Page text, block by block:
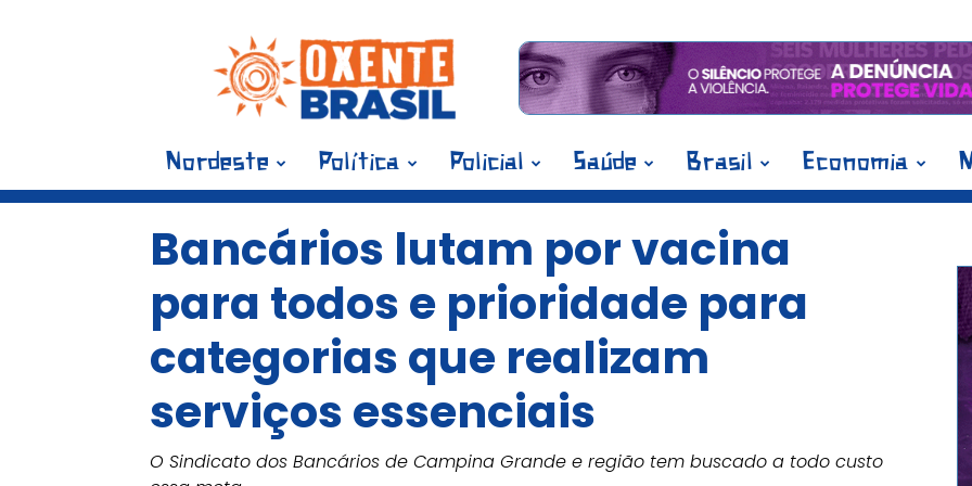
Blog
Oxente
Brasil
Nordeste Política Policial Saúde Brasil Economia
Bancários lutam por vacina
para todos e prioridade para
categorias que realizam
serviços essenciais
O Sindicato dos Bancários de Campina Grande e região tem buscado a todo custo